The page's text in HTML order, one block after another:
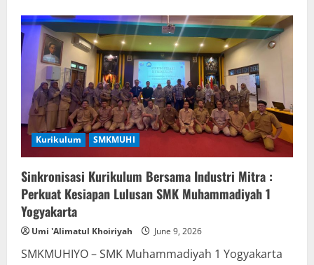
Gambar
2D:
Mengembangkan
Kreativitas
dan
Keterampilan
Visual
Siswa
DKV
dan
Animasi
Kurikulum SMKMUHI
Sinkronisasi Kurikulum Bersama Industri Mitra :
Perkuat Kesiapan Lulusan SMK Muhammadiyah 1
Yogyakarta
Umi 'Alimatul Khoiriyah June 9, 2026
SMKMUHIYO – SMK Muhammadiyah 1 Yogyakarta